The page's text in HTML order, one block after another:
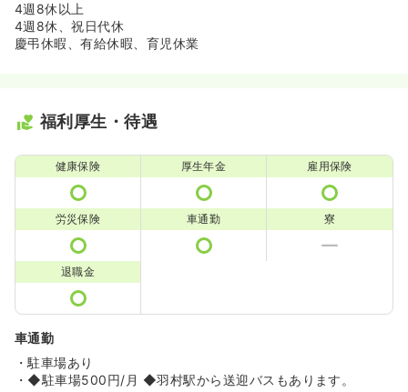
4週8休以上
4週8休、祝日代休
慶弔休暇、有給休暇、育児休業
福利厚生・待遇
健康保険 厚生年金 雇用保険
労災保険 車通勤 寮
退職金
車通勤
・駐車場あり
・◆駐車場500円/月 ◆羽村駅から送迎バスもあります。